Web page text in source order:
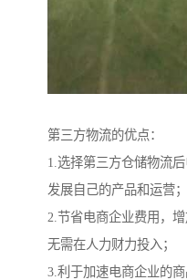
第三方物流的优点：
1.选择第三方仓储物流
发展自己的产品和运营；
2.节省电商企业费用，
无需在人力财力投入；
3.利于加速电商企业的